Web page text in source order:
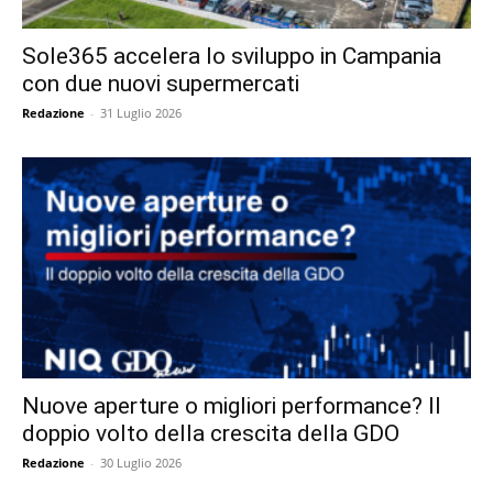
Sole365 accelera lo sviluppo in Campania
con due nuovi supermercati
Redazione - 31 Luglio 2026
Nuove aperture o migliori performance? Il
doppio volto della crescita della GDO
Redazione - 30 Luglio 2026